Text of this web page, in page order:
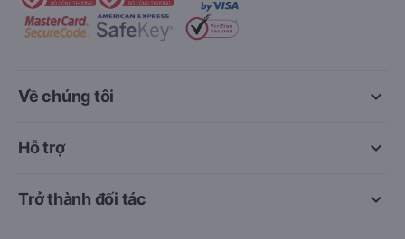
keyboard_arrow_down
Về chúng tôi
keyboard_arrow_down
Hỗ trợ
keyboard_arrow_down
Trở thành đối tác